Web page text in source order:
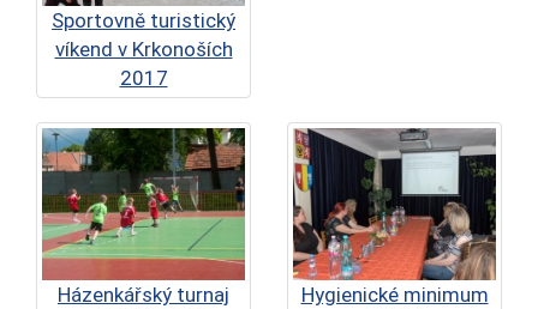
Sportovně turistický
víkend v Krkonoších
2017
Házenkářský turnaj
Hygienické minimum